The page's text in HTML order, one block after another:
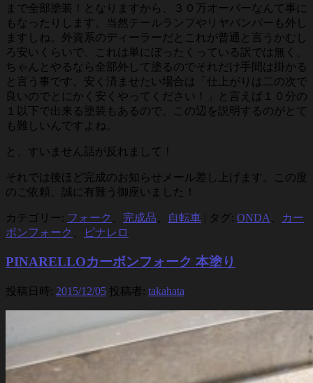
まで全部塗装！となりますから、３０万オーバーなんて事に
もなったりします。当然テールランプやリヤバンパーも外し
ますしね。外資系のディーラーだとこれが普通と言うかむし
ろ安いくらいで、これは単にぼったくっている訳では無く、
ちゃんとやるなら全部外して塗るのでそれだけ手間は掛かる
と言う事です。安く済ませたい場合は「仕上がりは二の次で
良いのでとにかく安くやってください！」と言えば１０分の
１以下で出来る塗装もあるので、この辺を説明するのがとて
も難しいんですよね。
と、すいません話が反れまして！
それでは後ほど完成のお知らせメール差し上げます。この度
のご依頼、誠に有難う御座いました！
カテゴリー: フォーク 完成品 自転車 | タグ: ONDA
カー
ボンフォーク
ピナレロ
PINARELLOカーボンフォーク 本塗り
投稿日時: 2015/12/05 投稿者: takahata